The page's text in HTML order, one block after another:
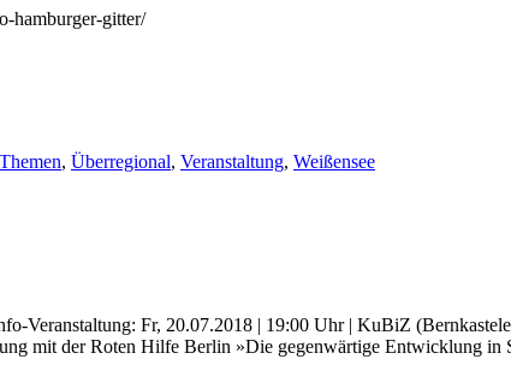
hamburger-gitter/
Themen, Überregional, Veranstaltung, Weißensee
Veranstaltung: Fr, 20.07.2018 | 19:00 Uhr | KuBiZ
mit der Roten Hilfe Berlin »Die gegenwärtige Entwicklung in